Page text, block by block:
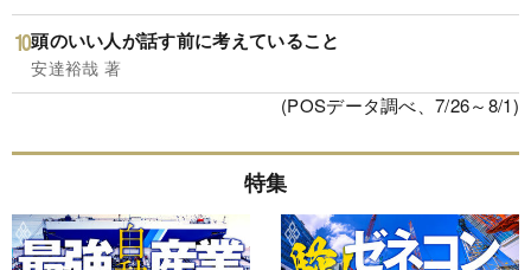
頭のいい人が話す前に考えていること
安達裕哉 著
(POSデータ調べ、7/26～8/1)
特集